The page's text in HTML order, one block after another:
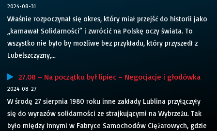
2024-08-31
Właśnie rozpoczynał się okres, który miał przejść do historii jako
„karnawał Solidarności” i zwrócić na Polskę oczy świata. To
wszystko nie było by możliwe bez przykładu, który przyszedł z
Lubelszczyzny,...
27.08 – Na początku był lipiec – Negocjacje i głodówka
2024-08-27
W środę 27 sierpnia 1980 roku inne zakłady Lublina przyłączyły
się do wyrazów solidarności ze strajkującymi na Wybrzeżu. Tak
było między innymi w Fabryce Samochodów Ciężarowych, gdzie